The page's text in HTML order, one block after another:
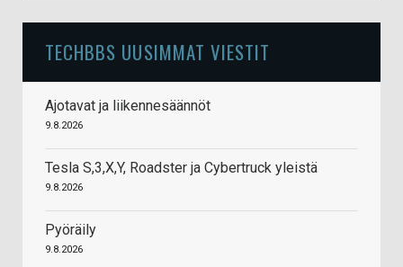
TECHBBS UUSIMMAT VIESTIT
Ajotavat ja liikennesäännöt
9.8.2026
Tesla S,3,X,Y, Roadster ja Cybertruck yleistä
9.8.2026
Pyöräily
9.8.2026